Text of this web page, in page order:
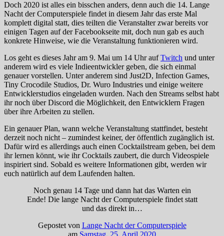
Doch 2020 ist alles ein bisschen anders, denn auch die 14. Lange
Nacht der Computerspiele findet in diesem Jahr das erste Mal
komplett digital statt, dies teilten die Veranstalter zwar bereits vor
einigen Tagen auf der Facebookseite mit, doch nun gab es auch
konkrete Hinweise, wie die Veranstaltung funktionieren wird.
Los geht es dieses Jahr am 9. Mai um 14 Uhr aufTwitch und unter
anderem wird es viele Indieentwickler geben, die sich einmal
genauer vorstellen. Unter anderem sind Just2D, Infection Games,
Tiny Crocodile Studios, Dr. Wuro Industries und einige weitere
Entwicklerstudios eingeladen wurden. Nach den Streams selbst habt
ihr noch über Discord die Möglichkeit, den Entwicklern Fragen
über ihre Arbeiten zu stellen.
Ein genauer Plan, wann welche Veranstaltung stattfindet, besteht
derzeit noch nicht – zumindest keiner, der öffentlich zugänglich ist.
Dafür wird es allerdings auch einen Cocktailstream geben, bei dem
ihr lernen könnt, wie ihr Cocktails zaubert, die durch Videospiele
inspiriert sind. Sobald es weitere Informationen gibt, werden wir
euch natürlich auf dem Laufenden halten.
Noch genau 14 Tage und dann hat das Warten ein
Ende! Die lange Nacht der Computerspiele findet statt
und das direkt in…
Gepostet von Lange Nacht der Computerspiele